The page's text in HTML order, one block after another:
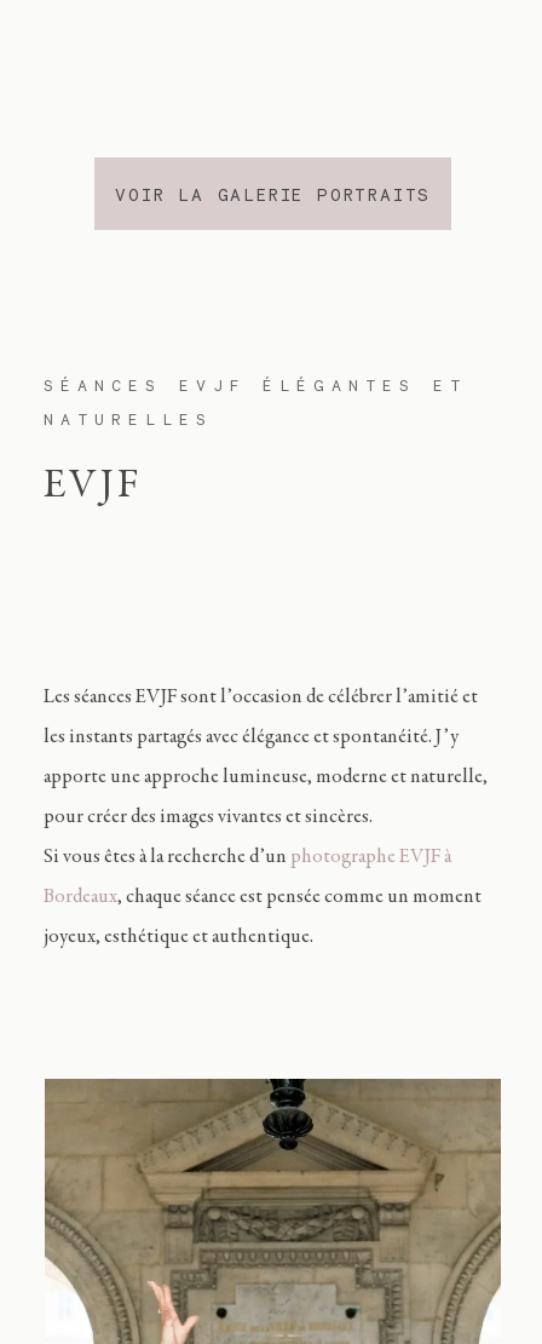
VOIR LA GALERIE PORTRAITS
SÉANCES EVJF ÉLÉGANTES ET
NATURELLES
EVJF
Les séances EVJF sont l’occasion de célébrer l’amitié et
les instants partagés avec élégance et spontanéité. J’y
apporte une approche lumineuse, moderne et naturelle,
pour créer des images vivantes et sincères.
Si vous êtes à la recherche d’un photographe EVJF à
Bordeaux, chaque séance est pensée comme un moment
joyeux, esthétique et authentique.